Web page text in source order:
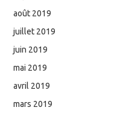
août 2019
juillet 2019
juin 2019
mai 2019
avril 2019
mars 2019